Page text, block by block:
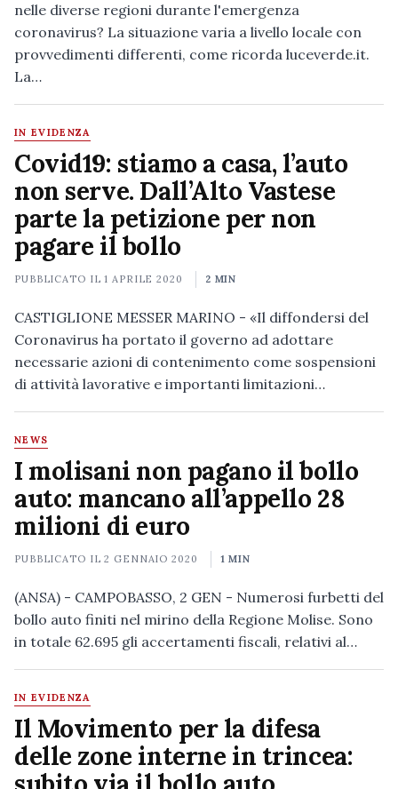
nelle diverse regioni durante l'emergenza
coronavirus? La situazione varia a livello locale con
provvedimenti differenti, come ricorda luceverde.it.
La…
IN EVIDENZA
Covid19: stiamo a casa, l’auto
non serve. Dall’Alto Vastese
parte la petizione per non
pagare il bollo
PUBBLICATO IL1 APRILE 2020 2 MIN
CASTIGLIONE MESSER MARINO - «Il diffondersi del
Coronavirus ha portato il governo ad adottare
necessarie azioni di contenimento come sospensioni
di attività lavorative e importanti limitazioni…
NEWS
I molisani non pagano il bollo
auto: mancano all’appello 28
milioni di euro
PUBBLICATO IL2 GENNAIO 2020 1 MIN
(ANSA) - CAMPOBASSO, 2 GEN - Numerosi furbetti del
bollo auto finiti nel mirino della Regione Molise. Sono
in totale 62.695 gli accertamenti fiscali, relativi al…
IN EVIDENZA
Il Movimento per la difesa
delle zone interne in trincea: